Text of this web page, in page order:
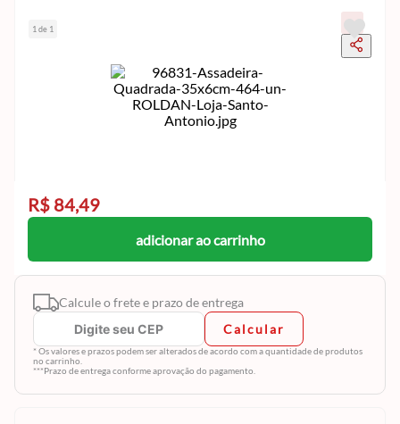
1 de 1
R$ 84,49
adicionar ao carrinho
Calcule o frete e prazo de entrega
Calcular
* Os valores e prazos podem ser alterados de acordo com a quantidade de produtos
no carrinho.
***Prazo de entrega conforme aprovação do pagamento.